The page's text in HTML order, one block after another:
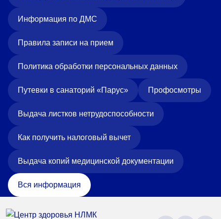
Информация по ДМС
Правила записи на прием
Политика обработки персональных данных
Путевки в санаторий «Парус» Профосмотры
Выдача листков нетрудоспособности
Как получить налоговый вычет
Выдача копий медицинской документации
Вся информация